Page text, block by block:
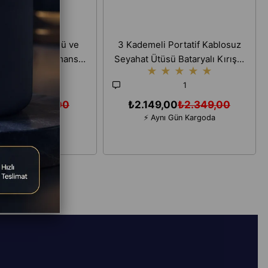
Prizli – Güçlü ve
Buhar Performansı,
₺1.799,00
Gün Kargoda
3 Kademeli Portatif Kablosuz
Seyahat Ütüsü Bataryalı Kırışık
Giderici Tüy Toplayıcı
★ ★ ★ ★ ★
1
₺2.149,00₺2.349,00
⚡ Aynı Gün Kargoda